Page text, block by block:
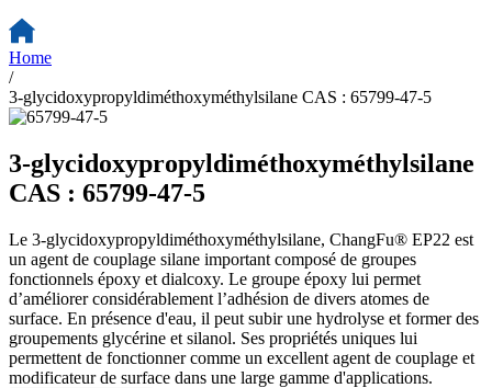
Home
/
3-glycidoxypropyldiméthoxyméthylsilane CAS : 65799-47-5
3-glycidoxypropyldiméthoxyméthylsilane
CAS : 65799-47-5
Le 3-glycidoxypropyldiméthoxyméthylsilane, ChangFu® EP22 est
un agent de couplage silane important composé de groupes
fonctionnels époxy et dialcoxy. Le groupe époxy lui permet
d’améliorer considérablement l’adhésion de divers atomes de
surface. En présence d'eau, il peut subir une hydrolyse et former des
groupements glycérine et silanol. Ses propriétés uniques lui
permettent de fonctionner comme un excellent agent de couplage et
modificateur de surface dans une large gamme d'applications.